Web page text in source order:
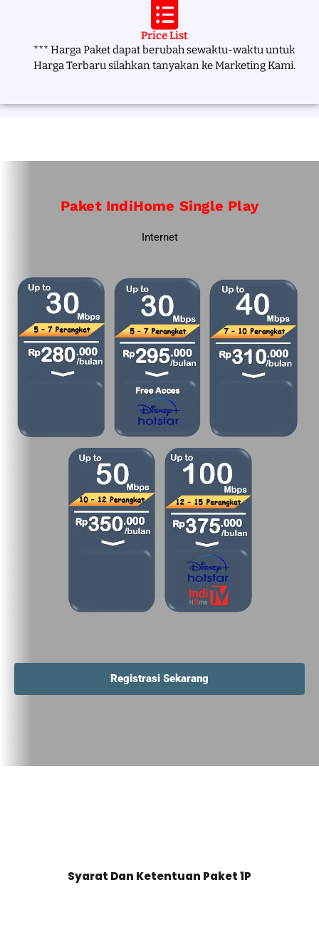
Price List
*** Harga Paket dapat berubah sewaktu-waktu untuk
Harga Terbaru silahkan tanyakan ke Marketing Kami.
Paket IndiHome Single Play
Internet
Registrasi Sekarang
Syarat Dan Ketentuan Paket 1P